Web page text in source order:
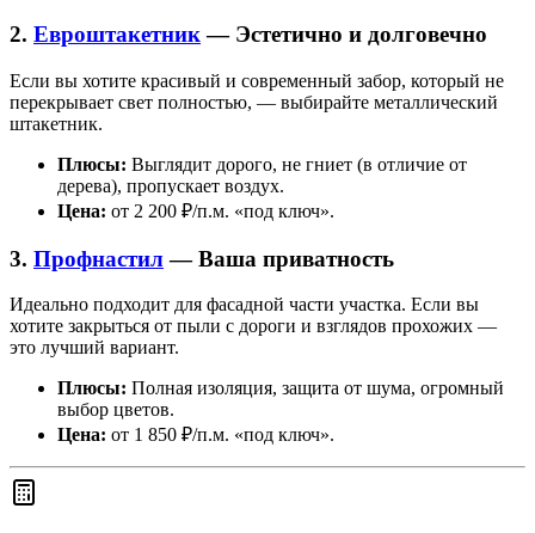
2. Евроштакетник— Эстетично и долговечно
Если вы хотите красивый и современный забор, который не
перекрывает свет полностью, — выбирайте металлический
штакетник.
Плюсы: Выглядит дорого, не гниет (в отличие от
дерева), пропускает воздух.
Цена: от 2 200 ₽/п.м. «под ключ».
3. Профнастил— Ваша приватность
Идеально подходит для фасадной части участка. Если вы
хотите закрыться от пыли с дороги и взглядов прохожих —
это лучший вариант.
Плюсы: Полная изоляция, защита от шума, огромный
выбор цветов.
Цена: от 1 850 ₽/п.м. «под ключ».